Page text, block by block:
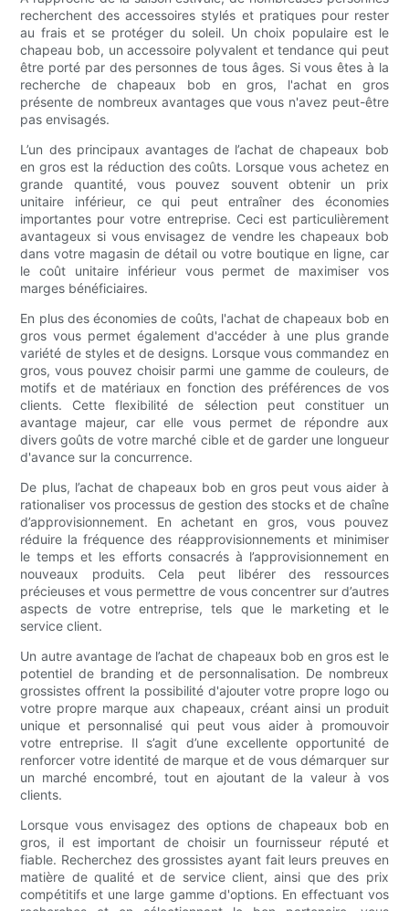
recherchent des accessoires stylés et pratiques pour rester
au frais et se protéger du soleil. Un choix populaire est le
chapeau bob, un accessoire polyvalent et tendance qui peut
être porté par des personnes de tous âges. Si vous êtes à la
recherche de chapeaux bob en gros, l'achat en gros
présente de nombreux avantages que vous n'avez peut-être
pas envisagés.
L’un des principaux avantages de l’achat de chapeaux bob
en gros est la réduction des coûts. Lorsque vous achetez en
grande quantité, vous pouvez souvent obtenir un prix
unitaire inférieur, ce qui peut entraîner des économies
importantes pour votre entreprise. Ceci est particulièrement
avantageux si vous envisagez de vendre les chapeaux bob
dans votre magasin de détail ou votre boutique en ligne, car
le coût unitaire inférieur vous permet de maximiser vos
marges bénéficiaires.
En plus des économies de coûts, l'achat de chapeaux bob en
gros vous permet également d'accéder à une plus grande
variété de styles et de designs. Lorsque vous commandez en
gros, vous pouvez choisir parmi une gamme de couleurs, de
motifs et de matériaux en fonction des préférences de vos
clients. Cette flexibilité de sélection peut constituer un
avantage majeur, car elle vous permet de répondre aux
divers goûts de votre marché cible et de garder une longueur
d'avance sur la concurrence.
De plus, l’achat de chapeaux bob en gros peut vous aider à
rationaliser vos processus de gestion des stocks et de chaîne
d’approvisionnement. En achetant en gros, vous pouvez
réduire la fréquence des réapprovisionnements et minimiser
le temps et les efforts consacrés à l’approvisionnement en
nouveaux produits. Cela peut libérer des ressources
précieuses et vous permettre de vous concentrer sur d’autres
aspects de votre entreprise, tels que le marketing et le
service client.
Un autre avantage de l’achat de chapeaux bob en gros est le
potentiel de branding et de personnalisation. De nombreux
grossistes offrent la possibilité d'ajouter votre propre logo ou
votre propre marque aux chapeaux, créant ainsi un produit
unique et personnalisé qui peut vous aider à promouvoir
votre entreprise. Il s’agit d’une excellente opportunité de
renforcer votre identité de marque et de vous démarquer sur
un marché encombré, tout en ajoutant de la valeur à vos
clients.
Lorsque vous envisagez des options de chapeaux bob en
gros, il est important de choisir un fournisseur réputé et
fiable. Recherchez des grossistes ayant fait leurs preuves en
matière de qualité et de service client, ainsi que des prix
compétitifs et une large gamme d'options. En effectuant vos